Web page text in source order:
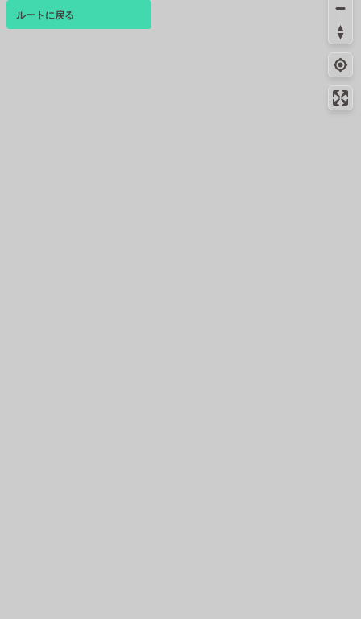
コンビニ
295m
155m
ベース ▴
ルートに戻る